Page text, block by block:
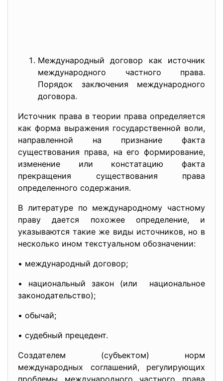
Международный договор как источник
международного частного права.
Порядок заключения международного
договора.
Источник права в теории права определяется
как форма выражения государственной воли,
направленной на признание факта
существования права, на его формирование,
изменение или констатацию факта
прекращения существования права
определенного содержания.
В литературе по международному частному
праву дается похожее определение, и
указываются такие же виды источников, но в
несколько ином текстуальном обозначении:
• международный договор;
• национальный закон (или национальное
законодательство);
• обычай;
• судебный прецедент.
Создателем (субъектом) норм
международных соглашений, регулирующих
проблемы международного частного права